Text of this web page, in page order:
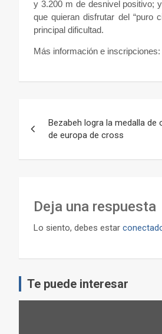
y 3.200 m de desnivel positivo;
que quieran disfrutar del “puro
principal dificultad.
Más información e inscripciones:
de
entradas
Bezabeh logra la medalla de
de europa de cross
Deja una respuesta
Lo siento, debes estar
Te puede interesar